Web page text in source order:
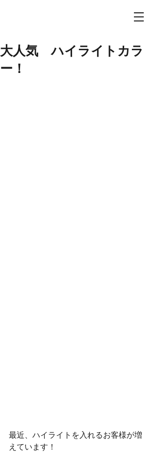
大人気 ハイライトカラ
ー！
最近、ハイライトを入れるお客様が増
えています！